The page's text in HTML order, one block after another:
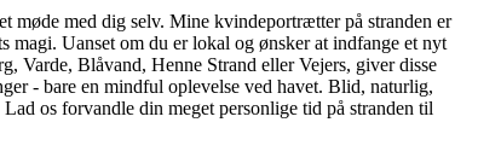
møde med dig selv. Mine kvindeportrætter på stranden er
magi. Uanset om du er lokal og ønsker at indfange et nyt
Varde, Blåvand, Henne Strand eller Vejers, giver disse
- bare en mindful oplevelse ved havet. Blid, naturlig,
os forvandle din meget personlige tid på stranden til